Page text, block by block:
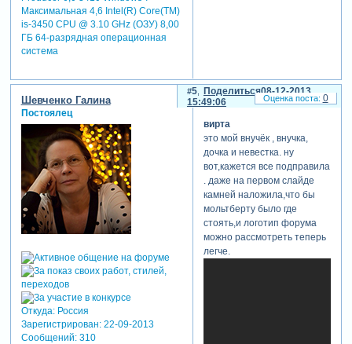
Максимальная 4,6 Intel(R) Core(TM)
is-3450 CPU @ 3.10 GHz (ОЗУ) 8,00
ГБ 64-разрядная операционная
система
Поделиться
5
08-12-2013
15:49:06
Шевченко Галина
Постоялец
Откуда:Россия
Зарегистрирован: 22-09-2013
Сообщений:310
вирта
это мой внучёк , внучка,
дочка и невестка. ну
вот,кажется все подправила
. даже на первом слайде
камней наложила,что бы
мольтберту было где
стоять,и логотип форума
можно рассмотреть теперь
легче.
0